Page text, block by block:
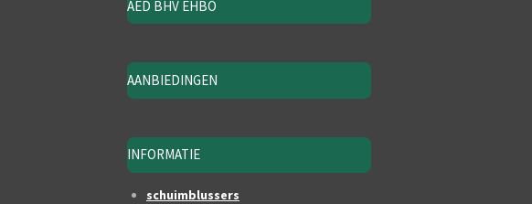
AED BHV EHBO
AANBIEDINGEN
INFORMATIE
schuimblussers